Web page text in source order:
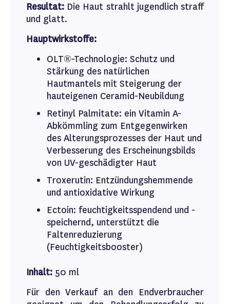
Resultat: Die Haut strahlt jugendlich straff
und glatt.
Hauptwirkstoffe:
OLT®-Technologie: Schutz und
Stärkung des natürlichen
Hautmantels mit Steigerung der
hauteigenen Ceramid-Neubildung
Retinyl Palmitate: ein Vitamin A-
Abkömmling zum Entgegenwirken
des Alterungsprozesses der Haut und
Verbesserung des Erscheinungsbilds
von UV-geschädigter Haut
Troxerutin: Entzündungshemmende
und antioxidative Wirkung
Ectoin: feuchtigkeitsspendend und -
speichernd, unterstützt die
Faltenreduzierung
(Feuchtigkeitsbooster)
Inhalt: 50 ml
Für den Verkauf an den Endverbraucher